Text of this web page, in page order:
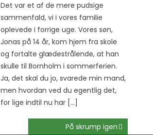
Det var et af de mere pudsige
sammenfald, vi i vores familie
oplevede i forrige uge. Vores søn,
Jonas på 14 år, kom hjem fra skole
og fortalte glædestrålende, at han
skulle til Bornholm i sommerferien.
Ja, det skal du jo, svarede min mand,
men hvordan ved du egentlig det,
for lige indtil nu har […]
På skrump igen